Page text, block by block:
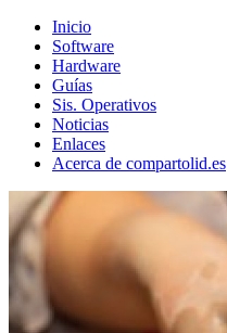
Inicio
Software
Hardware
Guías
Sis. Operativos
Noticias
Enlaces
Acerca de compartolid.es